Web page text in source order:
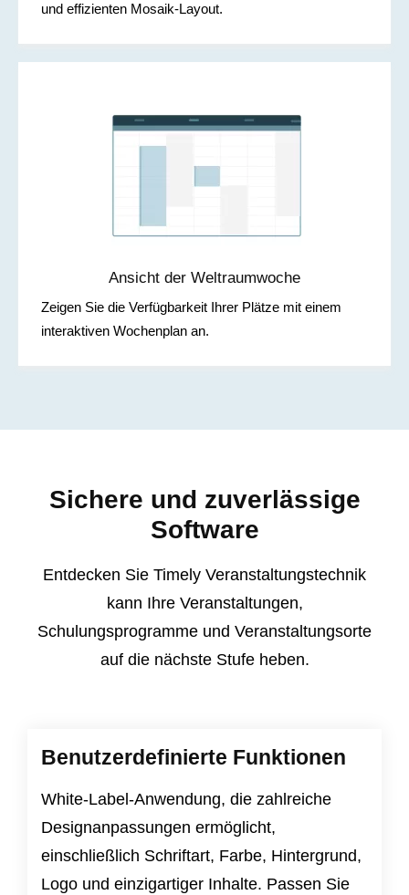
und effizienten Mosaik-Layout.
Ansicht der Weltraumwoche
Zeigen Sie die Verfügbarkeit Ihrer Plätze mit einem
interaktiven Wochenplan an.
Sichere und zuverlässige
Software
Entdecken Sie Timely Veranstaltungstechnik
kann Ihre Veranstaltungen,
Schulungsprogramme und Veranstaltungsorte
auf die nächste Stufe heben.
Benutzerdefinierte Funktionen
White-Label-Anwendung, die zahlreiche
Designanpassungen ermöglicht,
einschließlich Schriftart, Farbe, Hintergrund,
Logo und einzigartiger Inhalte. Passen Sie